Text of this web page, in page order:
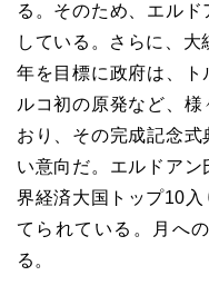
る。そのため、エル
している。さらに、
年を目標に政府は、ト
ルコ初の原発など、
おり、その完成記念
い意向だ。エルドア
界経済大国トップ10
てられている。月へ
る。